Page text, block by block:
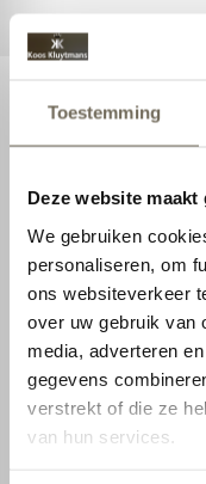
personaliseren, om
informatie over uw
voor social media,
die u aan ze heeft
basis van uw gebruik
Droomt u
interieur
Droomt u al jaren
Wij staan voor u
interieur van uw
gaan we uw
inventariseren en